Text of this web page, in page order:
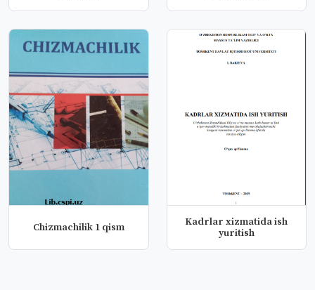
Chizmachilik 1 qism
Kadrlar xizmatida ish
yuritish